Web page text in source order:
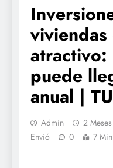
viviendas
puede
anual |
Admin
2
Envió
0 7